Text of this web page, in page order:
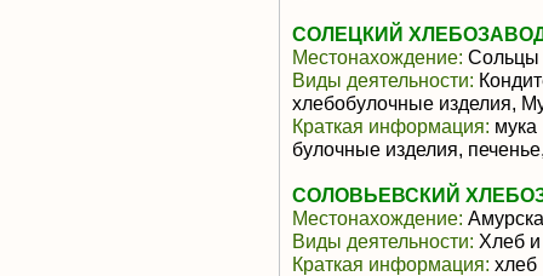
СОЛЕЦКИЙ
Местонахождение: Сольцы
Виды деятельности:
хлебобулочные изделия,
Краткая информация:
булочные изделия,
СОЛОВЬЕВСКИЙ
Местонахождение:
Виды деятельности: Хлеб
Краткая информация: хлеб